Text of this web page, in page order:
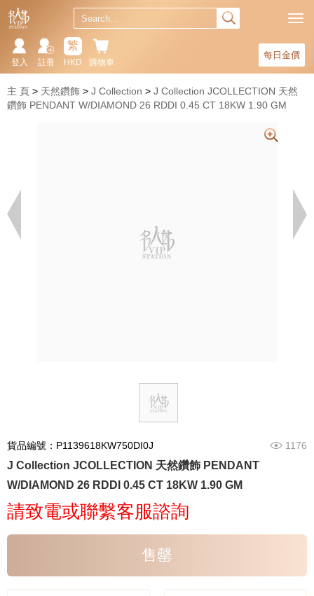
每日金價
購物車
繁
HKD
註冊
登入
主 頁 天然鑽飾 J Collection
J Collection JCOLLECTION 天然
鑽飾 PENDANT W/DIAMOND 26 RDDI 0.45 CT 18KW 1.90 GM
貨品編號：P1139618KW750DI0J 1176
J Collection JCOLLECTION 天然鑽飾 PENDANT
W/DIAMOND 26 RDDI 0.45 CT 18KW 1.90 GM
請致電或聯繫客服諮詢
售罄